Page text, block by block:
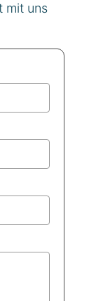
mit uns